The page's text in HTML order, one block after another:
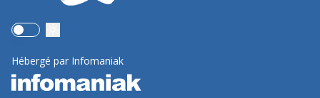
Use setting
Hébergé par Infomaniak